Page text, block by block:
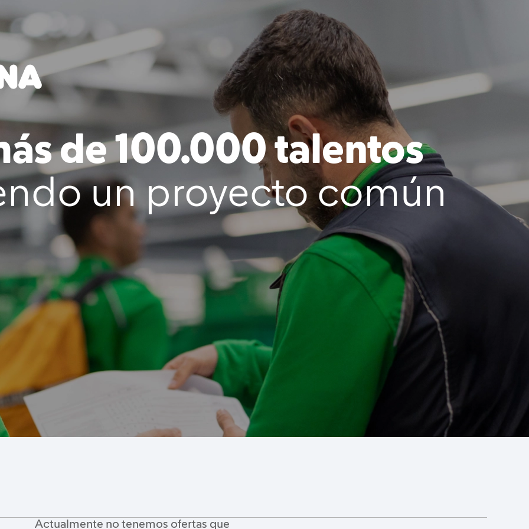
de 100.000 talentos
un proyecto común
Actualmente no tenemos ofertas que